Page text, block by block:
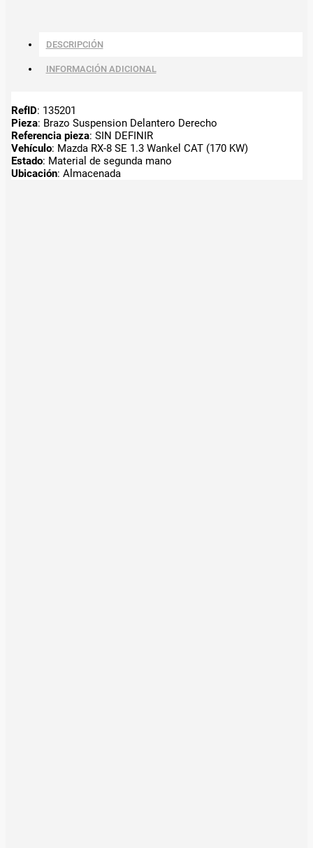
DESCRIPCIÓN
INFORMACIÓN ADICIONAL
RefID: 135201
Pieza: Brazo Suspension Delantero Derecho
Referencia pieza: SIN DEFINIR
Vehículo: Mazda RX-8 SE 1.3 Wankel CAT (170 KW)
Estado: Material de segunda mano
Ubicación: Almacenada